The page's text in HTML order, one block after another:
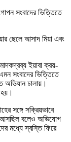
সংবাদের ভিত্তিতে
ছেলে আসাদ মিয়া এবং
ইয়াবা ক্রয়-
সংবাদের ভিত্তিতে
অভিযান চালায়।
সঙ্গে সক্রিয়ভাবে
আসছিল বলেও অভিযোগ
মধ্যে স্বস্তি ফিরে